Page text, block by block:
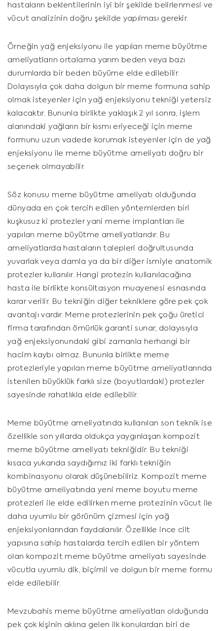
hastaların beklentilerinin iyi bir şekilde belirlenmesi ve
vücut analizinin doğru şekilde yapılması gerekir.
Örneğin yağ enjeksiyonu ile yapılan meme büyütme
ameliyatların ortalama yarım beden veya bazı
durumlarda bir beden büyüme elde edilebilir.
Dolayısıyla çok daha dolgun bir meme formuna sahip
olmak isteyenler için yağ enjeksiyonu tekniği yetersiz
kalacaktır. Bununla birlikte yaklaşık 2 yıl sonra, işlem
alanındaki yağların bir kısmı eriyeceği için meme
formunu uzun vadede korumak isteyenler için de yağ
enjeksiyonu ile meme büyütme ameliyatı doğru bir
seçenek olmayabilir.
Söz konusu meme büyütme ameliyatı olduğunda
dünyada en çok tercih edilen yöntemlerden biri
kuşkusuz ki protezler yani meme implantları ile
yapılan meme büyütme ameliyatlarıdır. Bu
ameliyatlarda hastaların talepleri doğrultusunda
yuvarlak veya damla ya da bir diğer ismiyle anatomik
protezler kullanılır. Hangi protezin kullanılacağına
hasta ile birlikte konsültasyon muayenesi esnasında
karar verilir. Bu tekniğin diğer tekniklere göre pek çok
avantajı vardır. Meme protezlerinin pek çoğu üretici
firma tarafından ömürlük garanti sunar, dolayısıyla
yağ enjeksiyonundaki gibi zamanla herhangi bir
hacim kaybı olmaz. Bununla birlikte meme
protezleriyle yapılan meme büyütme ameliyatlarında
istenilen büyüklük farklı size (boyutlardaki) protezler
sayesinde rahatlıkla elde edilebilir.
Meme büyütme ameliyatında kullanılan son teknik ise
özellikle son yıllarda oldukça yaygınlaşan kompozit
meme büyütme ameliyatı tekniğidir. Bu tekniği
kısaca yukarıda saydığımız iki farklı tekniğin
kombinasyonu olarak düşünebiliriz. Kompozit meme
büyütme ameliyatında yeni meme boyutu meme
protezleri ile elde edilirken meme protezinin vücut ile
daha uyumlu bir görünüm çizmesi için yağ
enjeksiyonlarından faydalanılır. Özellikle ince cilt
yapısına sahip hastalarda tercih edilen bir yöntem
olan kompozit meme büyütme ameliyatı sayesinde
vücutla uyumlu dik, biçimli ve dolgun bir meme formu
elde edilebilir.
Mevzubahis meme büyütme ameliyatları olduğunda
pek çok kişinin aklına gelen ilk konulardan biri de